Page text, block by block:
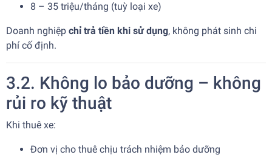
8 – 35 triệu/tháng (tuỳ loại xe)
Doanh nghiệp chỉ trả tiền khi sử dụng, không phát sinh chi
phí cố định.
3.2. Không lo bảo dưỡng – không
rủi ro kỹ thuật
Khi thuê xe:
Đơn vị cho thuê chịu trách nhiệm bảo dưỡng